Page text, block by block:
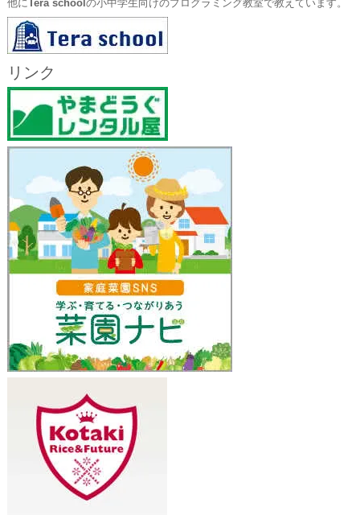
他にTera school の小中学生向けのプログラミング教室で教えています。
リンク